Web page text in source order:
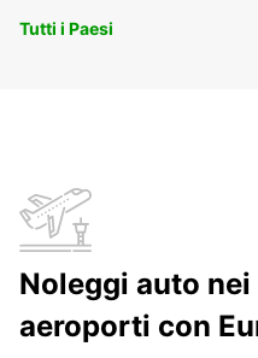
Tutti i Paesi
Noleggi auto
aeroporti con